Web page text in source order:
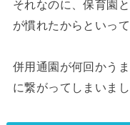
それなのに、保育園
が慣れたからといっ
併用通園が何回かう
に繋がってしまいまし